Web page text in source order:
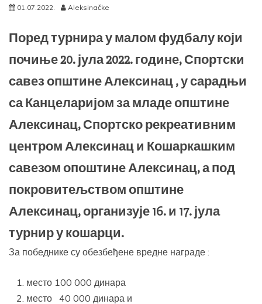
01.07.2022. Aleksinačke
Поред турнира у малом фудбалу који
почиње 20. јула 2022. године, Спортски
савез општине Алексинац , у сарадњи
са Канцеларијом за младе општине
Алексинац, Спортско рекреативним
центром Алексинац и Кошаркашким
савезом опоштине Алексинац, а под
покровитељством општине
Алексинац, организује 16. и 17. јула
турнир у кошарци.
За победнике су обезбеђене вредне награде :
место 100 000 динара
место 40 000 динара и